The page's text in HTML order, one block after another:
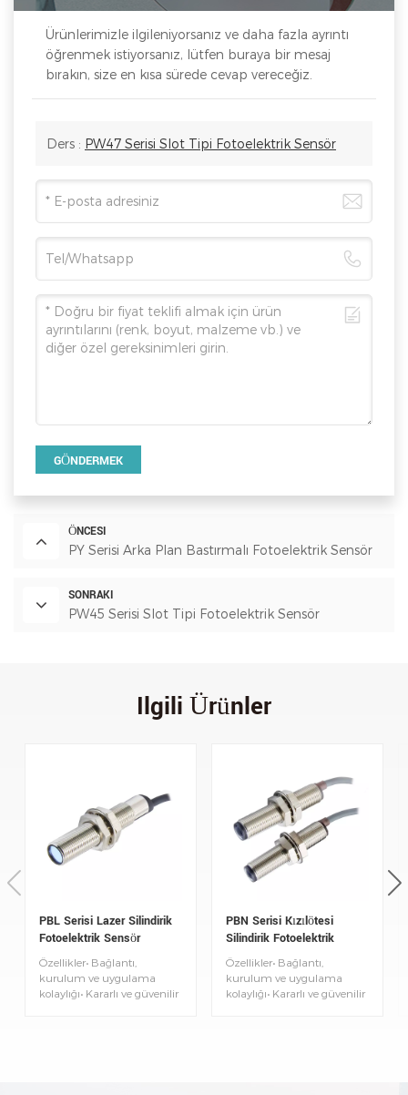
Ürünlerimizle ilgileniyorsanız ve daha fazla ayrıntı
öğrenmek istiyorsanız, lütfen buraya bir mesaj
bırakın, size en kısa sürede cevap vereceğiz.
Ders : PW47 Serisi Slot Tipi Fotoelektrik Sensör
GÖNDERMEK
ÖNCESI
PY Serisi Arka Plan Bastırmalı Fotoelektrik Sensör
SONRAKI
PW45 Serisi Slot Tipi Fotoelektrik Sensör
Ilgili Ürünler
PBL Serisi Lazer Silindirik
Fotoelektrik Sensör
Özellikler• Bağlantı,
kurulum ve uygulama
kolaylığı• Kararlı ve güvenilir
PBN Serisi Kızılötesi
Silindirik Fotoelektrik
Sensör
Özellikler• Bağlantı,
kurulum ve uygulama
kolaylığı• Kararlı ve güvenilir